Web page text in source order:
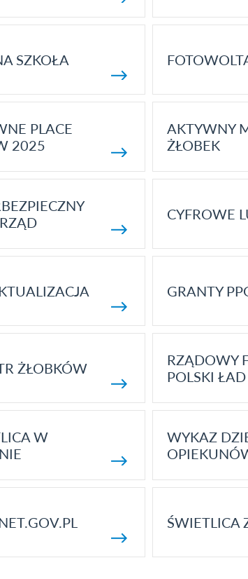
SZKOŁA
PLACE
2025
AKTYWNY
ŻŁOBEK
CYFROWE
GRANTY
ŻŁOBKÓW
RZĄDOWY
POLSKI ŁAD
W
WYKAZ
ŚWIETLICA